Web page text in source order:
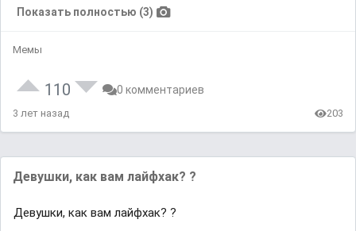
Показать полностью (3)
Мемы
110 0 комментариев
3 лет назад 203
Девушки, как вам лайфхак? ?
Девушки, как вам лайфхак? ?